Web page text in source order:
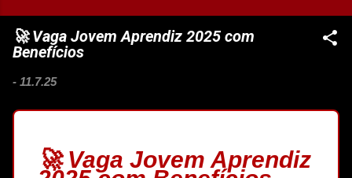
🚀 Vaga Jovem Aprendiz 2025 com
Benefícios
- 11.7.25
🚀 Vaga Jovem Aprendiz